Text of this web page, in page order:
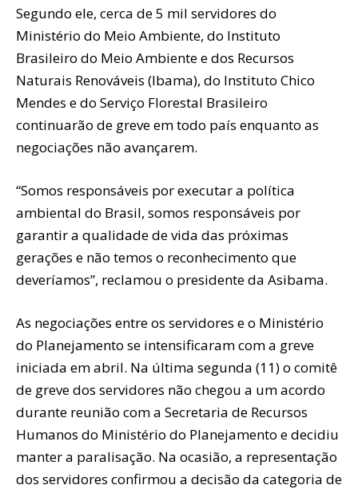
Segundo ele, cerca de 5 mil servidores do
Ministério do Meio Ambiente, do Instituto
Brasileiro do Meio Ambiente e dos Recursos
Naturais Renováveis (Ibama), do Instituto Chico
Mendes e do Serviço Florestal Brasileiro
continuarão de greve em todo país enquanto as
negociações não avançarem.
“Somos responsáveis por executar a política
ambiental do Brasil, somos responsáveis por
garantir a qualidade de vida das próximas
gerações e não temos o reconhecimento que
deveríamos”, reclamou o presidente da Asibama.
As negociações entre os servidores e o Ministério
do Planejamento se intensificaram com a greve
iniciada em abril. Na última segunda (11) o comitê
de greve dos servidores não chegou a um acordo
durante reunião com a Secretaria de Recursos
Humanos do Ministério do Planejamento e decidiu
manter a paralisação. Na ocasião, a representação
dos servidores confirmou a decisão da categoria de